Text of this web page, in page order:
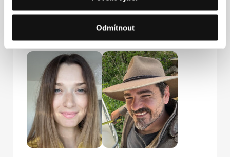
Odmítnout